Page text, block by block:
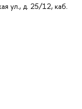
ул., д. 25/12, каб.